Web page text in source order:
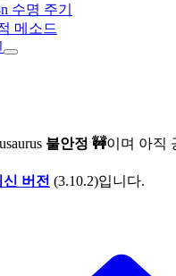
수명 주기
메소드
불안정 🚧이며 아직
신 버전 (3.10.2)입니다.